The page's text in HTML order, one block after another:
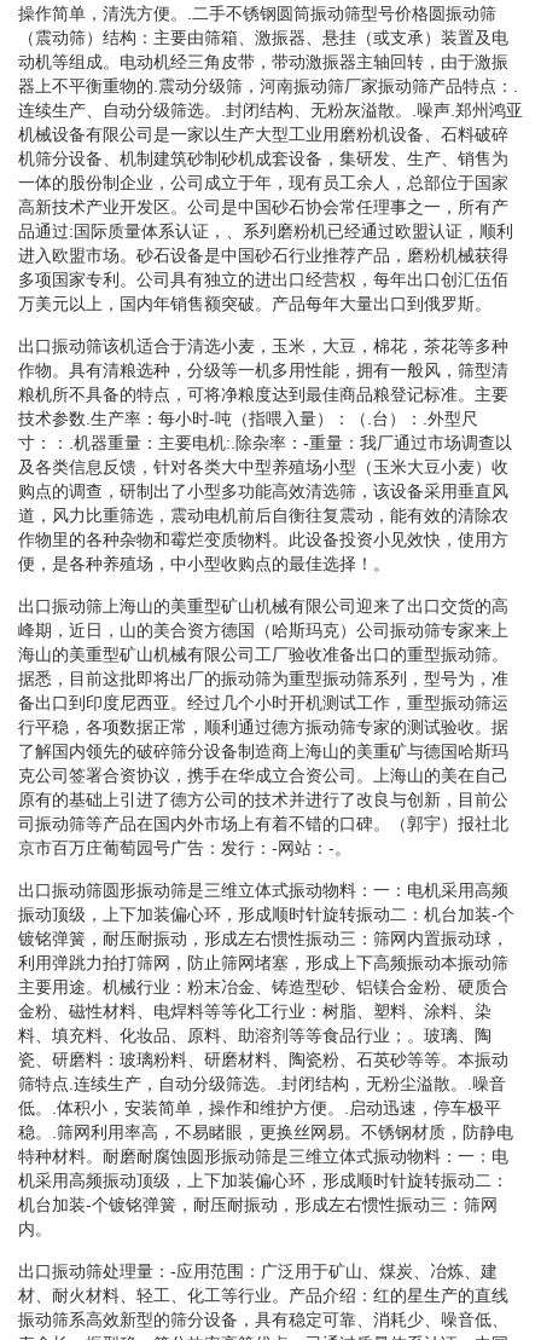
操作简单，清洗方便。.二手不锈钢圆筒振动筛型号价格圆振动筛
（震动筛）结构：主要由筛箱、激振器、悬挂（或支承）装置及电
动机等组成。电动机经三角皮带，带动激振器主轴回转，由于激振
器上不平衡重物的.震动分级筛，河南振动筛厂家振动筛产品特点：.
连续生产、自动分级筛选。.封闭结构、无粉灰溢散。.噪声.郑州鸿亚
机械设备有限公司是一家以生产大型工业用磨粉机设备、石料破碎
机筛分设备、机制建筑砂制砂机成套设备，集研发、生产、销售为
一体的股份制企业，公司成立于年，现有员工余人，总部位于国家
高新技术产业开发区。公司是中国砂石协会常任理事之一，所有产
品通过:国际质量体系认证，、系列磨粉机已经通过欧盟认证，顺利
进入欧盟市场。砂石设备是中国砂石行业推荐产品，磨粉机械获得
多项国家专利。公司具有独立的进出口经营权，每年出口创汇伍佰
万美元以上，国内年销售额突破。产品每年大量出口到俄罗斯。
出口振动筛该机适合于清选小麦，玉米，大豆，棉花，茶花等多种
作物。具有清粮选种，分级等一机多用性能，拥有一般风，筛型清
粮机所不具备的特点，可将净粮度达到最佳商品粮登记标准。主要
技术参数.生产率：每小时-吨（指喂入量）：（.台）：.外型尺
寸：：.机器重量：主要电机:.除杂率：-重量：我厂通过市场调查以
及各类信息反馈，针对各类大中型养殖场小型（玉米大豆小麦）收
购点的调查，研制出了小型多功能高效清选筛，该设备采用垂直风
道，风力比重筛选，震动电机前后自衡往复震动，能有效的清除农
作物里的各种杂物和霉烂变质物料。此设备投资小见效快，使用方
便，是各种养殖场，中小型收购点的最佳选择！。
出口振动筛上海山的美重型矿山机械有限公司迎来了出口交货的高
峰期，近日，山的美合资方德国（哈斯玛克）公司振动筛专家来上
海山的美重型矿山机械有限公司工厂验收准备出口的重型振动筛。
据悉，目前这批即将出厂的振动筛为重型振动筛系列，型号为，准
备出口到印度尼西亚。经过几个小时开机测试工作，重型振动筛运
行平稳，各项数据正常，顺利通过德方振动筛专家的测试验收。据
了解国内领先的破碎筛分设备制造商上海山的美重矿与德国哈斯玛
克公司签署合资协议，携手在华成立合资公司。上海山的美在自己
原有的基础上引进了德方公司的技术并进行了改良与创新，目前公
司振动筛等产品在国内外市场上有着不错的口碑。（郭宇）报社北
京市百万庄葡萄园号广告：发行：-网站：-。
出口振动筛圆形振动筛是三维立体式振动物料：一：电机采用高频
振动顶级，上下加装偏心环，形成顺时针旋转振动二：机台加装-个
镀铭弹簧，耐压耐振动，形成左右惯性振动三：筛网内置振动球，
利用弹跳力拍打筛网，防止筛网堵塞，形成上下高频振动本振动筛
主要用途。机械行业：粉末冶金、铸造型砂、铝镁合金粉、硬质合
金粉、磁性材料、电焊料等等化工行业：树脂、塑料、涂料、染
料、填充料、化妆品、原料、助溶剂等等食品行业；。玻璃、陶
瓷、研磨料：玻璃粉料、研磨材料、陶瓷粉、石英砂等等。本振动
筛特点.连续生产，自动分级筛选。.封闭结构，无粉尘溢散。.噪音
低。.体积小，安装简单，操作和维护方便。.启动迅速，停车极平
稳。.筛网利用率高，不易睹眼，更换丝网易。不锈钢材质，防静电
特种材料。耐磨耐腐蚀圆形振动筛是三维立体式振动物料：一：电
机采用高频振动顶级，上下加装偏心环，形成顺时针旋转振动二：
机台加装-个镀铭弹簧，耐压耐振动，形成左右惯性振动三：筛网
内。
出口振动筛处理量：-应用范围：广泛用于矿山、煤炭、冶炼、建
材、耐火材料、轻工、化工等行业。产品介绍：红的星生产的直线
振动筛系高效新型的筛分设备，具有稳定可靠、消耗少、噪音低、